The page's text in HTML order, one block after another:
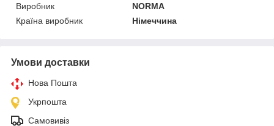
Виробник
NORMA
Країна виробник
Німеччина
Умови доставки
Нова Пошта
Укрпошта
Самовивіз